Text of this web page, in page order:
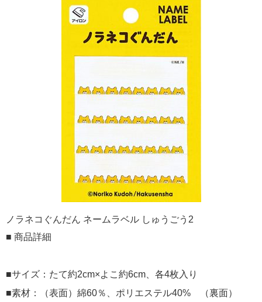
ノラネコぐんだん ネームラベル しゅうごう2
■ 商品詳細
■サイズ：たて約2cm×よこ約6cm、各4枚入り
■素材：（表面）綿60％、ポリエステル40% （裏面）